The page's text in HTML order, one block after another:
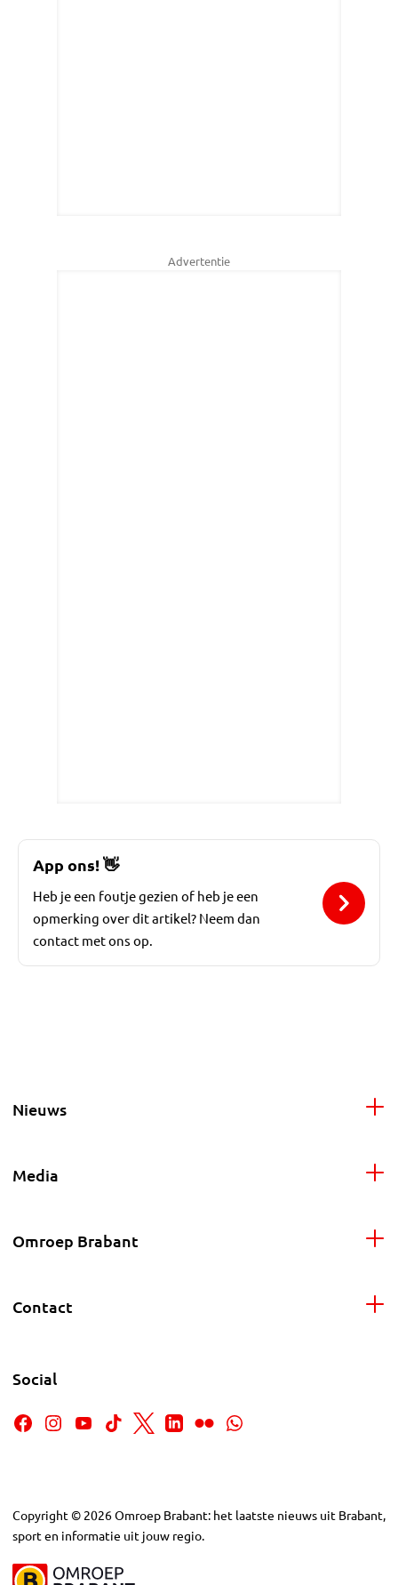
Advertentie
App ons!👋
Heb je een foutje gezien of heb je een
opmerking over dit artikel? Neem dan
contact met ons op.
Nieuws
Media
Omroep Brabant
Contact
Social
Copyright © 2026Omroep Brabant: het laatste nieuws uit Brabant,
sport en informatie uit jouw regio.